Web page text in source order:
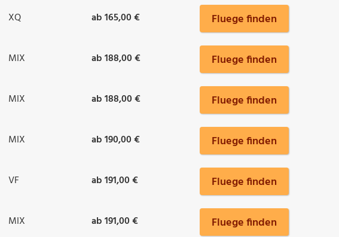
XQ ab 165,00 € Fluege finden
MIX ab 188,00 € Fluege finden
MIX ab 188,00 € Fluege finden
MIX ab 190,00 € Fluege finden
VF ab 191,00 € Fluege finden
MIX ab 191,00 € Fluege finden